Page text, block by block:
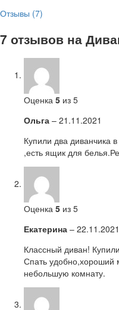
Отзывы (7)
7 отзывов на
Оценка 5 из 5
Ольга – 21.11.2021
Купили два диванчика
,есть ящик для
Оценка 5 из 5
Екатерина – 22.11.2021
Классный диван!
Спать удобно,хороший
небольшую комнату.